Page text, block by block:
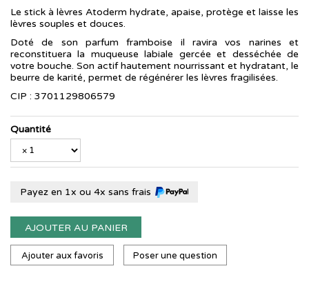
Le stick à lèvres Atoderm hydrate, apaise, protège et laisse les
lèvres souples et douces.
Doté de son parfum framboise il ravira vos narines et
reconstituera la muqueuse labiale gercée et desséchée de
votre bouche. Son actif hautement nourrissant et hydratant, le
beurre de karité, permet de régénérer les lèvres fragilisées.
CIP : 3701129806579
Quantité
Payez en 1x ou 4x sans frais
AJOUTER AU PANIER
Ajouter aux favoris Poser une question